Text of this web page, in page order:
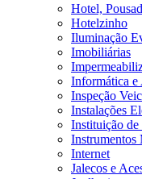
Hotel,
Hotelzinho
Iluminação
Imobiliárias
Informática e
Inspeção
Instalações
Instituição de
Instrumentos
Internet
Jalecos e